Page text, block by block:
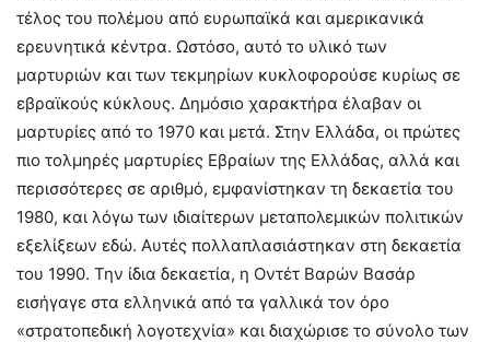
τέλος του πολέμου από ευρωπαϊκά και αμερικανικά
ερευνητικά κέντρα. Ωστόσο, αυτό το υλικό των
μαρτυριών και των τεκμηρίων κυκλοφορούσε κυρίως σε
εβραϊκούς κύκλους. Δημόσιο χαρακτήρα έλαβαν οι
μαρτυρίες από το 1970 και μετά. Στην Ελλάδα, οι πρώτες
πιο τολμηρές μαρτυρίες Εβραίων της Ελλάδας, αλλά και
περισσότερες σε αριθμό, εμφανίστηκαν τη δεκαετία του
1980, και λόγω των ιδιαίτερων μεταπολεμικών πολιτικών
εξελίξεων εδώ. Αυτές πολλαπλασιάστηκαν στη δεκαετία
του 1990. Την ίδια δεκαετία, η Οντέτ Βαρών Βασάρ
εισήγαγε στα ελληνικά από τα γαλλικά τον όρο
«στρατοπεδική λογοτεχνία» και διαχώρισε το σύνολο των